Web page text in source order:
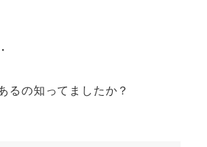
るの知ってましたか？